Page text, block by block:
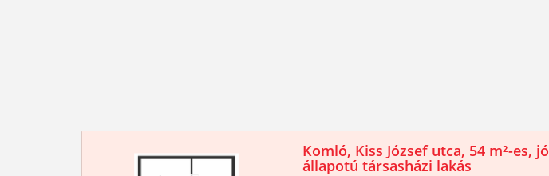
Komló, Kiss József utca, 54 m²-es, jó
állapotú társasházi lakás